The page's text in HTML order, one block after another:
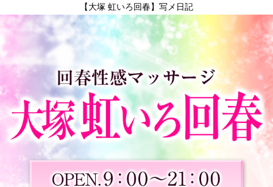
【大塚 虹いろ回春】写メ日記